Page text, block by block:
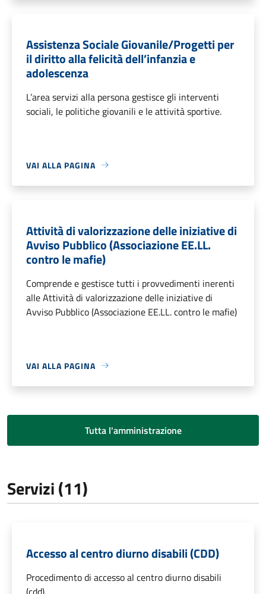
Assistenza Sociale Giovanile/Progetti per
il diritto alla felicità dell’infanzia e
adolescenza
L’area servizi alla persona gestisce gli interventi
sociali, le politiche giovanili e le attività sportive.
VAI ALLA PAGINA
Attività di valorizzazione delle iniziative di
Avviso Pubblico (Associazione EE.LL.
contro le mafie)
Comprende e gestisce tutti i provvedimenti inerenti
alle Attività di valorizzazione delle iniziative di
Avviso Pubblico (Associazione EE.LL. contro le mafie)
VAI ALLA PAGINA
Tutta l'amministrazione
Servizi (11)
Accesso al centro diurno disabili (CDD)
Procedimento di accesso al centro diurno disabili